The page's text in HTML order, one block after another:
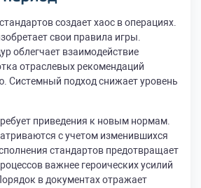
создает хаос в операциях.
свои правила игры.
облегчает взаимодействие
отраслевых рекомендаций
Системный подход снижает уровень
приведения к новым нормам.
с учетом изменившихся
стандартов предотвращает
важнее героических усилий
в документах отражает